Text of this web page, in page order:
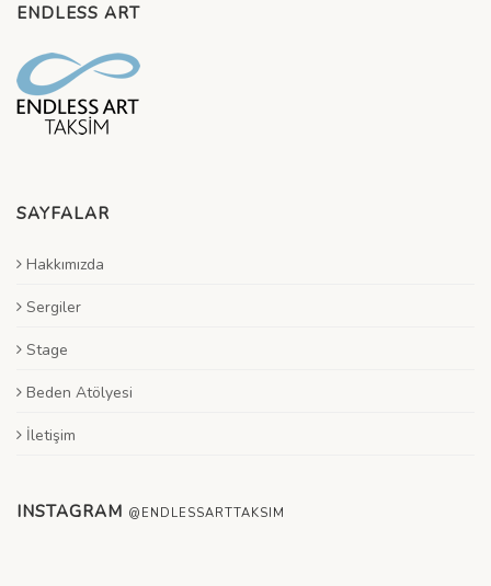
ENDLESS ART
SAYFALAR
Hakkımızda
Sergiler
Stage
Beden Atölyesi
İletişim
INSTAGRAM @ENDLESSARTTAKSIM